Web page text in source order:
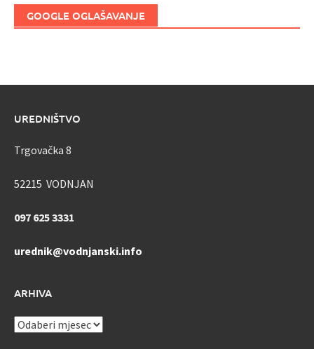
GOOGLE OGLAŠAVANJE
UREDNIŠTVO
Trgovačka 8
52215 VODNJAN
097 625 3331
urednik@vodnjanski.info
ARHIVA
ARHIVA